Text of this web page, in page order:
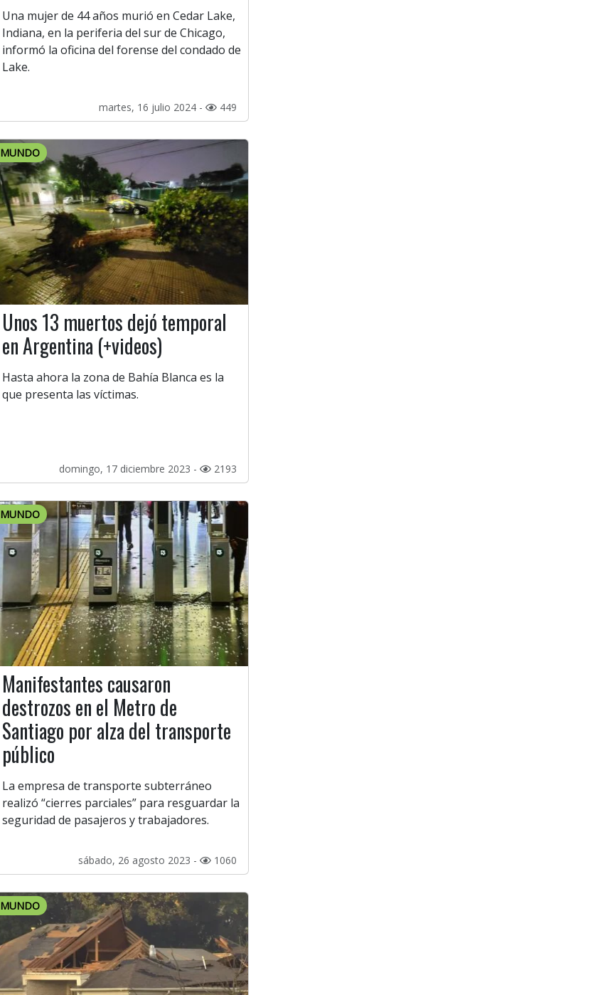
Una mujer de 44 años murió en Cedar Lake,
Indiana, en la periferia del sur de Chicago,
informó la oficina del forense del condado de
Lake.
martes, 16 julio 2024 - 449
MUNDO
Unos 13 muertos dejó temporal
en Argentina (+videos)
Hasta ahora la zona de Bahía Blanca es la
que presenta las víctimas.
domingo, 17 diciembre 2023 - 2193
MUNDO
Manifestantes causaron
destrozos en el Metro de
Santiago por alza del transporte
público
La empresa de transporte subterráneo
realizó “cierres parciales” para resguardar la
seguridad de pasajeros y trabajadores.
sábado, 26 agosto 2023 - 1060
MUNDO